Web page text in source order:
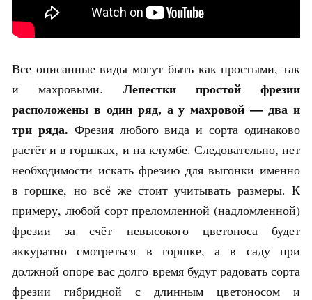
Все описанные виды могут быть как простыми, так
и махровыми. Лепестки простой фрезии
расположены в один ряд, а у махровой — два и
три ряда. Фрезия любого вида и сорта одинаково
растёт и в горшках, и на клумбе. Следовательно, нет
необходимости искать фрезию для выгонки именно
в горшке, но всё же стоит учитывать размеры. К
примеру, любой сорт преломленной (надломленной)
фрезии за счёт невысокого цветоноса будет
аккуратно смотреться в горшке, а в саду при
должной опоре вас долго время будут радовать сорта
фрезии гибридной с длинным цветоносом и